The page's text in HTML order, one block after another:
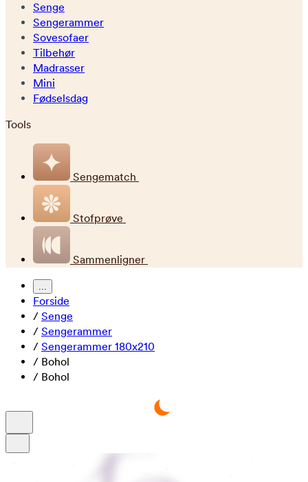
Senge
Sengerammer
Sovesofaer
Tilbehør
Madrasser
Mini
Fødselsdag
Tools
Sengematch
Stofprøve
Sammenligner
...
Forside
/ Senge
/ Sengerammer
/ Sengerammer 180x210
/ Bohol
/ Bohol